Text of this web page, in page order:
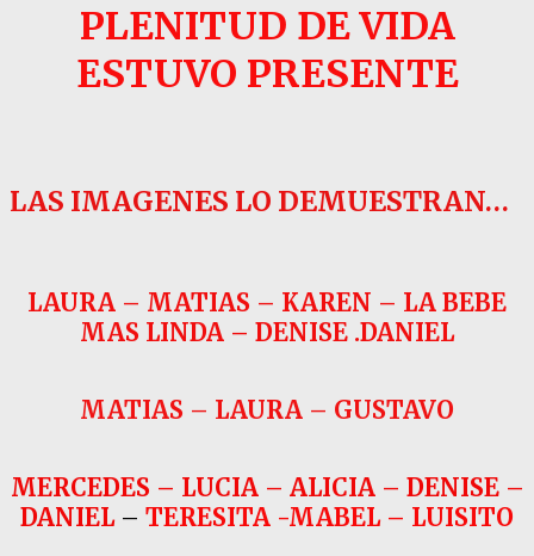
PLENITUD DE VIDA
ESTUVO PRESENTE
LAS IMAGENES LO DEMUESTRAN…
LAURA – MATIAS – KAREN – LA BEBE
MAS LINDA – DENISE .DANIEL
MATIAS – LAURA – GUSTAVO
MERCEDES – LUCIA – ALICIA – DENISE –
DANIEL– TERESITA -MABEL – LUISITO